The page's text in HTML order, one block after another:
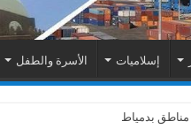
إسلاميات الأسرة والطفل